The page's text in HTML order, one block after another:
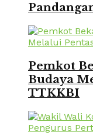
Pemkot
Budaya
TTKKBI